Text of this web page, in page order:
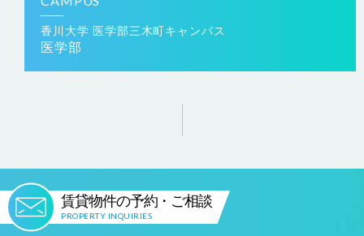
香川大学 医学部三木町キャンパス
医学部
賃貸物件の予約・ご相談
PROPERTY INQUIRIES